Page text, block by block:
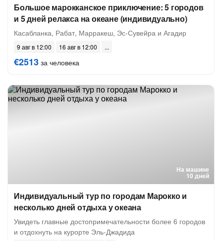
Большое марокканское приключение: 5 городов
и 5 дней релакса на океане (индивидуально)
Касабланка, Рабат, Марракеш, Эс-Сувейра и Агадир
9 авг в 12:00 16 авг в 12:00
€2513 за человека
На машине
10 дней
Индивидуальный тур по городам Марокко и
несколько дней отдыха у океана
Увидеть главные достопримечательности более 6 городов
и отдохнуть на курорте Эль-Джадида